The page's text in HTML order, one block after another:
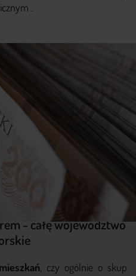
.
- całę województwo
, czy ogólnie o skup